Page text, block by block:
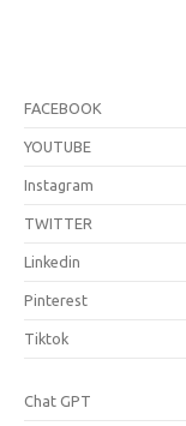
FACEBOOK
YOUTUBE
Instagram
TWITTER
Linkedin
Pinterest
Tiktok
Chat GPT